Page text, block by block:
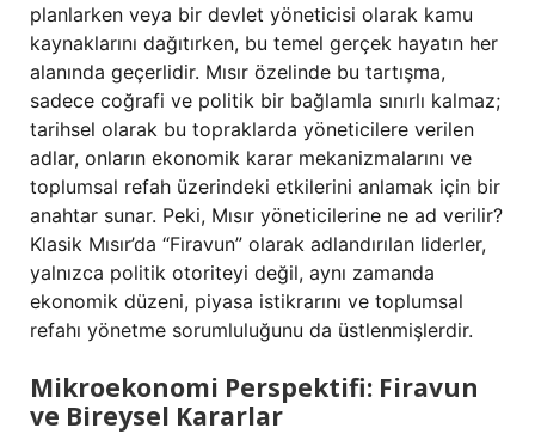
planlarken veya bir devlet yöneticisi olarak kamu
kaynaklarını dağıtırken, bu temel gerçek hayatın her
alanında geçerlidir. Mısır özelinde bu tartışma,
sadece coğrafi ve politik bir bağlamla sınırlı kalmaz;
tarihsel olarak bu topraklarda yöneticilere verilen
adlar, onların ekonomik karar mekanizmalarını ve
toplumsal refah üzerindeki etkilerini anlamak için bir
anahtar sunar. Peki, Mısır yöneticilerine ne ad verilir?
Klasik Mısır’da “Firavun” olarak adlandırılan liderler,
yalnızca politik otoriteyi değil, aynı zamanda
ekonomik düzeni, piyasa istikrarını ve toplumsal
refahı yönetme sorumluluğunu da üstlenmişlerdir.
Mikroekonomi Perspektifi: Firavun
ve Bireysel Kararlar